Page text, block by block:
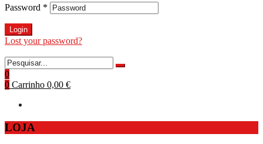
Password *
Login
Lost your password?
0
0 Carrinho 0,00 €
LOJA